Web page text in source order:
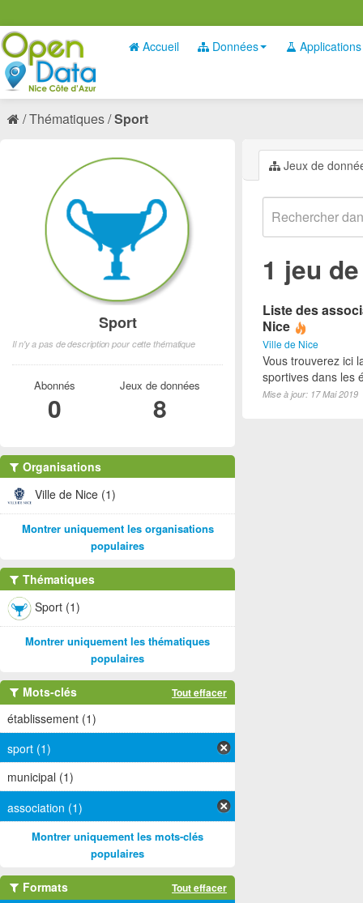
Accueil Données Applications
Thématiques Sport
Jeux de
1 jeu
Liste des
Nice
Ville de Nice
Vous trouverez ici
sportives dans les
Mise à jour: 17 Mai 2019
Sport
Il n'y a pas de description pour cette thématique
Abonnés
0
Jeux de données
8
Organisations
Ville de Nice (1)
Montrer uniquement les organisations
populaires
Thématiques
Sport (1)
Montrer uniquement les thématiques
populaires
Mots-clés Tout effacer
établissement (1)
sport (1)
municipal (1)
association (1)
Montrer uniquement les mots-clés
populaires
Formats Tout effacer